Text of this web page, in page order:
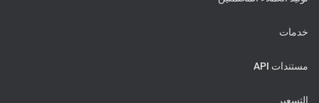
خدمات
مستندات API
التسعير